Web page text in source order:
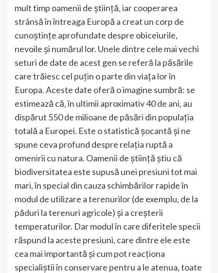
mult timp oamenii de știință, iar cooperarea
strânsă în întreaga Europă a creat un corp de
cunoștințe aprofundate despre obiceiurile,
nevoile și numărul lor. Unele dintre cele mai vechi
seturi de date de acest gen se referă la păsările
care trăiesc cel puțin o parte din viața lor în
Europa. Aceste date oferă o imagine sumbră: se
estimează că, în ultimii aproximativ 40 de ani, au
dispărut 550 de milioane de păsări din populația
totală a Europei. Este o statistică șocantă și ne
spune ceva profund despre relația ruptă a
omenirii cu natura. Oamenii de știință știu că
biodiversitatea este supusă unei presiuni tot mai
mari, în special din cauza schimbărilor rapide în
modul de utilizare a terenurilor (de exemplu, de la
păduri la terenuri agricole) și a creșterii
temperaturilor. Dar modul în care diferitele specii
răspund la aceste presiuni, care dintre ele este
cea mai importantă și cum pot reacționa
specialiștii în conservare pentru a le atenua, toate